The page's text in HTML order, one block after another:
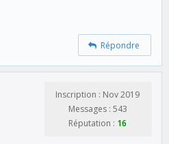
Répondre
Inscription : Nov 2019
Messages : 543
Réputation : 16